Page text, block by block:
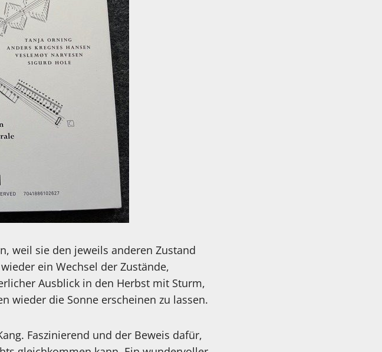
weil sie den jeweils anderen Zustand
ein Wechsel der Zustände,
Ausblick in den Herbst mit Sturm,
wieder die Sonne erscheinen zu lassen.
Faszinierend und der Beweis dafür,